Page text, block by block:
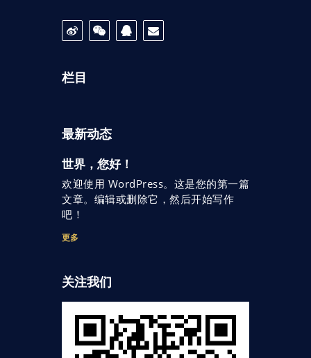
栏目
最新动态
世界，您好！
欢迎使用 WordPress。这是您的第一篇
文章。编辑或删除它，然后开始写作
吧！
更多
关注我们